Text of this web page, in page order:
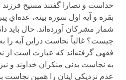
بقره و آيه اول سوره بينه، عده‌اي
شمار مشركان آورده‌اند. حال
چيست؟ غالباً نجاست دراين آيه
فقهي گرفته‌اند كه عبارت است
به نجاست بدني منكران خداوند و
عدم نزديكي اينان را همين نجاست